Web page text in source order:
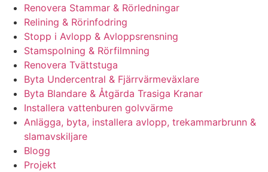
Renovera Stammar & Rörledningar
Relining & Rörinfodring
Stopp i Avlopp & Avloppsrensning
Stamspolning & Rörfilmning
Renovera Tvättstuga
Byta Undercentral & Fjärrvärmeväxlare
Byta Blandare & Åtgärda Trasiga Kranar
Installera vattenburen golvvärme
Anlägga, byta, installera avlopp, trekammarbrunn &
slamavskiljare
Blogg
Projekt